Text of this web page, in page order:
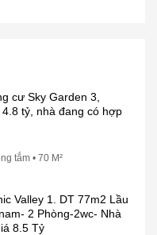
cư Sky Garden 3,
tỷ, nhà đang có hợp
tắm • 70 M²
Valley 1. DT 77m2 Lầu
2 Phòng-2wc- Nhà
8.5 Tỷ